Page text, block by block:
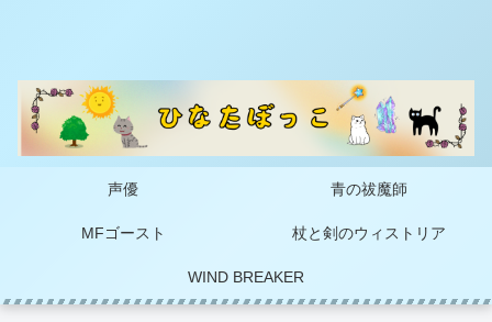
声優 青の祓魔師
MFゴースト 杖と剣のウィストリア
WIND BREAKER